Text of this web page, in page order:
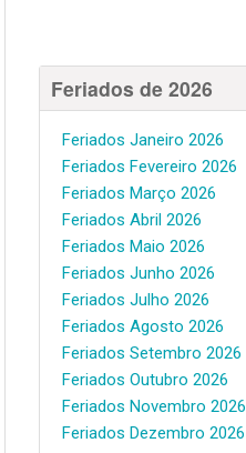
Feriados de 2026
Feriados Janeiro 2026
Feriados Fevereiro 2026
Feriados Março 2026
Feriados Abril 2026
Feriados Maio 2026
Feriados Junho 2026
Feriados Julho 2026
Feriados Agosto 2026
Feriados Setembro 2026
Feriados Outubro 2026
Feriados Novembro 2026
Feriados Dezembro 2026